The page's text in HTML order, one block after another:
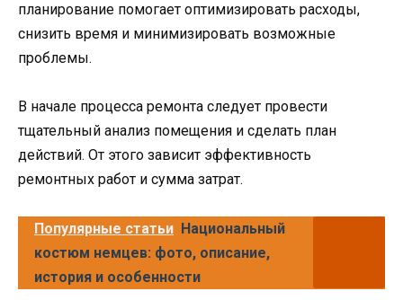
планирование помогает оптимизировать расходы,
снизить время и минимизировать возможные
проблемы.
В начале процесса ремонта следует провести
тщательный анализ помещения и сделать план
действий. От этого зависит эффективность
ремонтных работ и сумма затрат.
Популярные статьи Национальный
костюм немцев: фото, описание,
история и особенности